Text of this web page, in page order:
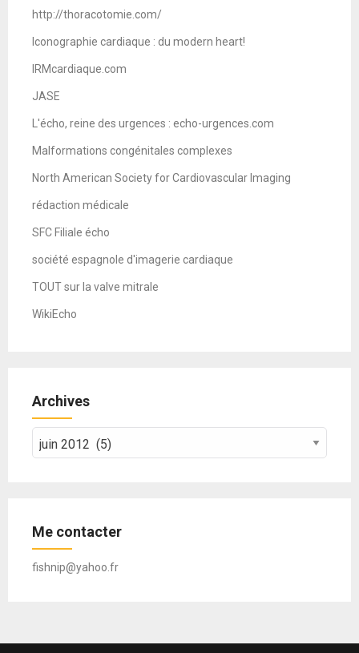
http://thoracotomie.com/
Iconographie cardiaque : du modern heart!
IRMcardiaque.com
JASE
L'écho, reine des urgences : echo-urgences.com
Malformations congénitales complexes
North American Society for Cardiovascular Imaging
rédaction médicale
SFC Filiale écho
société espagnole d'imagerie cardiaque
TOUT sur la valve mitrale
WikiEcho
Archives
Me contacter
fishnip@yahoo.fr